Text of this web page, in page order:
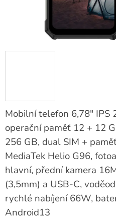
Mobilní telefon 6,78" IPS
operační paměť 12 + 12
256 GB, dual SIM +
MediaTek Helio G96,
hlavní, přední kamera
(3,5mm) a USB-C,
rychlé nabíjení 66W,
Android13